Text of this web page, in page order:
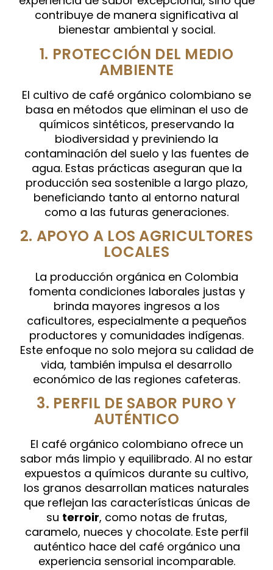
contribuye de manera significativa al
bienestar ambiental y social.
1. PROTECCIÓN DEL MEDIO
AMBIENTE
El cultivo de café orgánico colombiano se
basa en métodos que eliminan el uso de
químicos sintéticos, preservando la
biodiversidad y previniendo la
contaminación del suelo y las fuentes de
agua. Estas prácticas aseguran que la
producción sea sostenible a largo plazo,
beneficiando tanto al entorno natural
como a las futuras generaciones.
2. APOYO A LOS AGRICULTORES
LOCALES
La producción orgánica en Colombia
fomenta condiciones laborales justas y
brinda mayores ingresos a los
caficultores, especialmente a pequeños
productores y comunidades indígenas.
Este enfoque no solo mejora su calidad de
vida, también impulsa el desarrollo
económico de las regiones cafeteras.
3. PERFIL DE SABOR PURO Y
AUTÉNTICO
El café orgánico colombiano ofrece un
sabor más limpio y equilibrado. Al no estar
expuestos a químicos durante su cultivo,
los granos desarrollan matices naturales
que reflejan las características únicas de
su terroir, como notas de frutas,
caramelo, nueces y chocolate. Este perfil
auténtico hace del café orgánico una
experiencia sensorial incomparable.